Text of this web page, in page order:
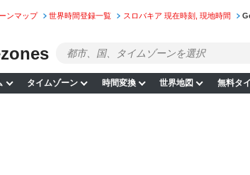
ンマップ 世界時間登録一覧 スロバキア 現在時刻, 現地時間
タイムゾーン 時間変換 世界地図 無料タ